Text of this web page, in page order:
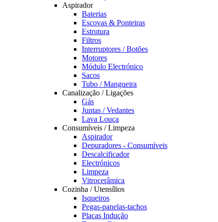
Aspirador
Baterias
Escovas & Ponteiras
Estrutura
Filtros
Interruptores / Botões
Motores
Módulo Electrónico
Sacos
Tubo / Mangueira
Canalização / Ligações
Gás
Juntas / Vedantes
Lava Louça
Consumíveis / Limpeza
Aspirador
Depuradores - Consumíveis
Descalcificador
Electrónicos
Limpeza
Vitrocerâmica
Cozinha / Utensílios
Isqueiros
Pegas-panelas-tachos
Placas Indução